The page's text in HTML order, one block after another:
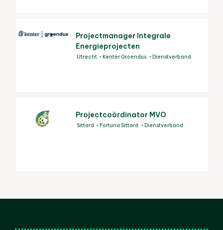
Projectmanager Integrale
Energieprojecten
Utrecht Kenter Groendus Dienstverband
Projectcoördinator MVO
Sittard Fortuna Sittard Dienstverband